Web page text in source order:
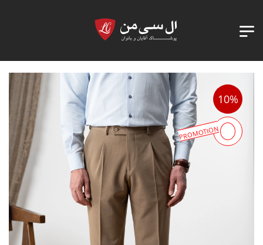
10%
PROMOTION